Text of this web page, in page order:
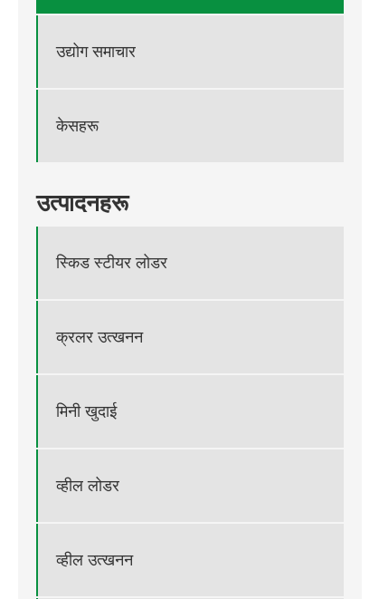
उद्योग समाचार
केसहरू
उत्पादनहरू
स्किड स्टीयर लोडर
क्रलर उत्खनन
मिनी खुदाई
व्हील लोडर
व्हील उत्खनन